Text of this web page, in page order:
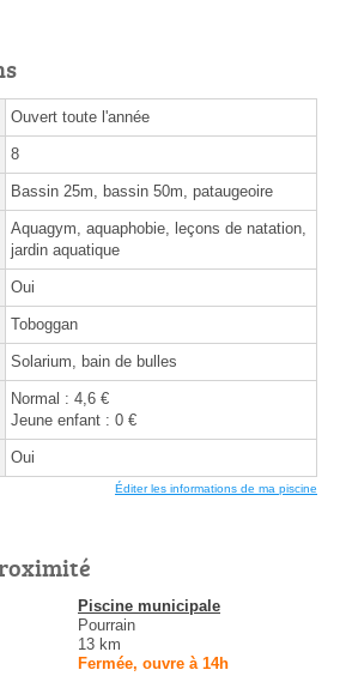
Ouvert toute l'année
8
Bassin 25m, bassin 50m, pataugeoire
Aquagym, aquaphobie, leçons de natation,
jardin aquatique
Oui
Toboggan
Solarium, bain de bulles
Normal : 4,6 €
Jeune enfant : 0 €
Oui
Éditer les informations de ma piscine
Piscine municipale
Pourrain
13 km
Fermée, ouvre à 14h